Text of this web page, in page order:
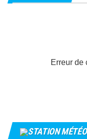
Erreur de
STATION